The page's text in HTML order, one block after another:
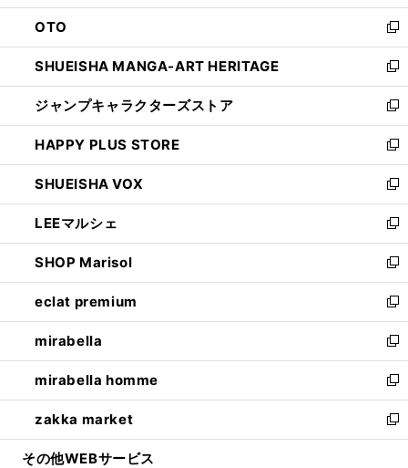
ウ
で
開
く
ン
ド
ウ
で
開
く
OTO
新
し
い
ウ
ィ
ン
ド
ウ
で
開
く
SHUEISHA MANGA-ART HERITAGE
新
し
い
ウ
ィ
ン
ド
ウ
で
開
く
ジャンプキャラクターズストア
新
し
い
ウ
ィ
ン
ド
ウ
で
開
く
HAPPY PLUS STORE
新
し
い
ウ
ィ
ン
ド
ウ
で
開
く
SHUEISHA VOX
新
し
い
ウ
ィ
ン
ド
ウ
で
開
く
LEEマルシェ
新
し
い
ウ
ィ
ン
ド
ウ
で
開
く
SHOP Marisol
新
し
い
ウ
ィ
ン
ド
ウ
で
開
eclat premium
新
し
い
ウ
ィ
ン
ド
ウ
mirabella
新
し
い
ウ
ィ
ン
mirabella homme
新
し
い
ウ
zakka market
新
し
その他WEBサービス